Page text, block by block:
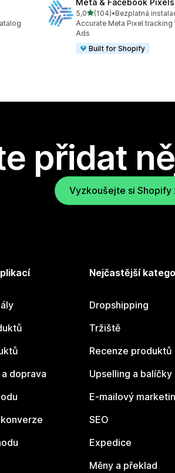
Meta & Facebook
5,0z 5 hvězd
(104)
Celkový počet recenzí: 104
•Bezplatná
Accurate Meta Pixel
Ads
Built for Shopify
přidat
Vyzkoušejte si Shopify
doprava
Nejčastější
Dropshipping
Tržiště
Recenze produktů
Upselling a balíčky
E-mailový
SEO
Expedice
Měny a překlad